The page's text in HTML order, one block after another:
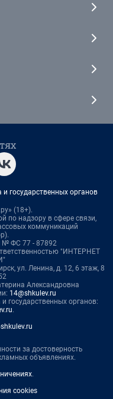
государственных органов
(18+).
по надзору в сфере связи,
коммуникаций
№ ФС 77 - 87892
"ИНТЕРНЕТ
ул. Ленина, д. 12, 6 этаж, 8
Александровна
14@shkulev.ru
государственных органов:
.
за достоверность
объявлениях.
.
cookies